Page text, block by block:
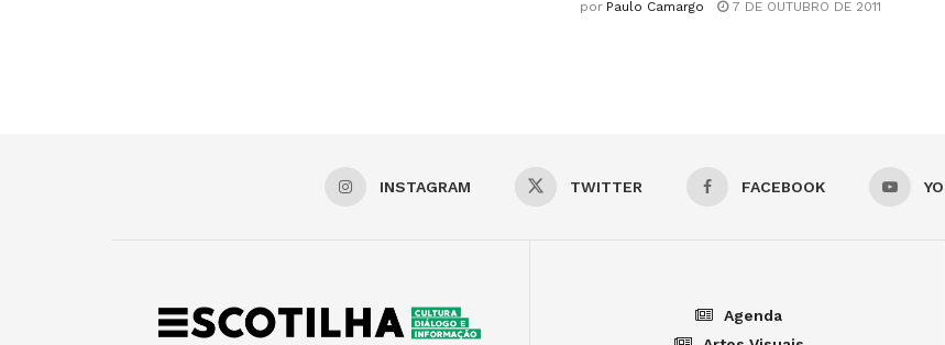
por Paulo Camargo 7 DE OUTUBRO DE 2011
INSTAGRAM TWITTER FACEBOOK
Agenda